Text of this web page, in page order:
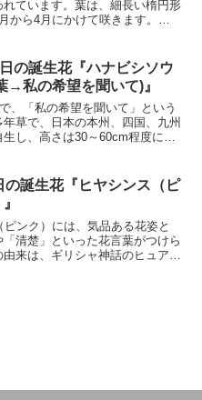
ています。葉は、細長い楕円形
から4月にかけて咲きます。花
む植物です。 水やりは、乾い
秋に緩効性肥料を施します。ア
虫に強い植物です。アリウム・ギ
れる植物です。その大きな球
与えます。また、花は、花束や
ウム・ギガンテウムは、その花
の誕生花『ハナビシソウ
→私の希望を聞いて)』
、「私の希望を聞いて」という
草で、日本の本州、四国、九州
し、高さは30～60cm程度にな
花が小さく、葉が細長いのが特
当たりの良い場所を好みます。
えます。肥料は、春と秋に緩効
は、丈夫で育てやすい花なの
の誕生花『ヒヤシンス（ピ
ンク） には、気品ある花姿と
清楚」といった花言葉がつけら
来は、ギリシャ神話のヒュアキ